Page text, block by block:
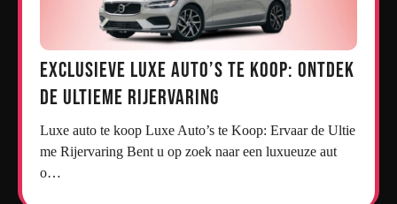
Exclusieve Luxe Auto’s te Koop: Ontdek
de Ultieme Rijervaring
Luxe auto te koop Luxe Auto’s te Koop: Ervaar de Ultie
me Rijervaring Bent u op zoek naar een luxueuze aut
o…